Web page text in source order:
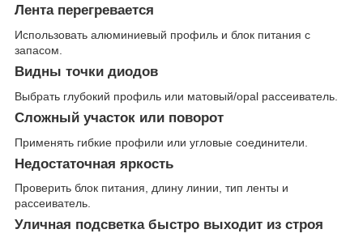
Лента перегревается
Использовать алюминиевый профиль и блок питания с
запасом.
Видны точки диодов
Выбрать глубокий профиль или матовый/opal рассеиватель.
Сложный участок или поворот
Применять гибкие профили или угловые соединители.
Недостаточная яркость
Проверить блок питания, длину линии, тип ленты и
рассеиватель.
Уличная подсветка быстро выходит из строя